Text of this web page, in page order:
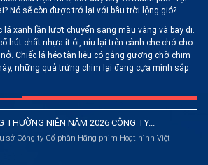
Nó sẽ còn được trở lại với bầu trời lộng gió?
lá xanh lần lượt chuyển sang màu vàng và bay đi.
hút chất nhựa ít ỏi, níu lại trên cành che chở cho
Chiếc lá héo tàn liệu có gắng gượng chờ chim
những quả trứng chim lại đang cựa mình sắp
NIÊN NĂM 2026 CÔNG TY...
sở Công ty Cổ phần Hãng phim Hoạt hình Việt